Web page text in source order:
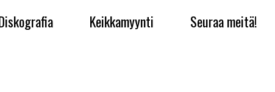
Keikkamyynti Seuraa meitä!